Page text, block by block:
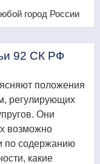
город России
92 СК РФ
положения
регулирующих
Они
возможно
по содержанию
какие